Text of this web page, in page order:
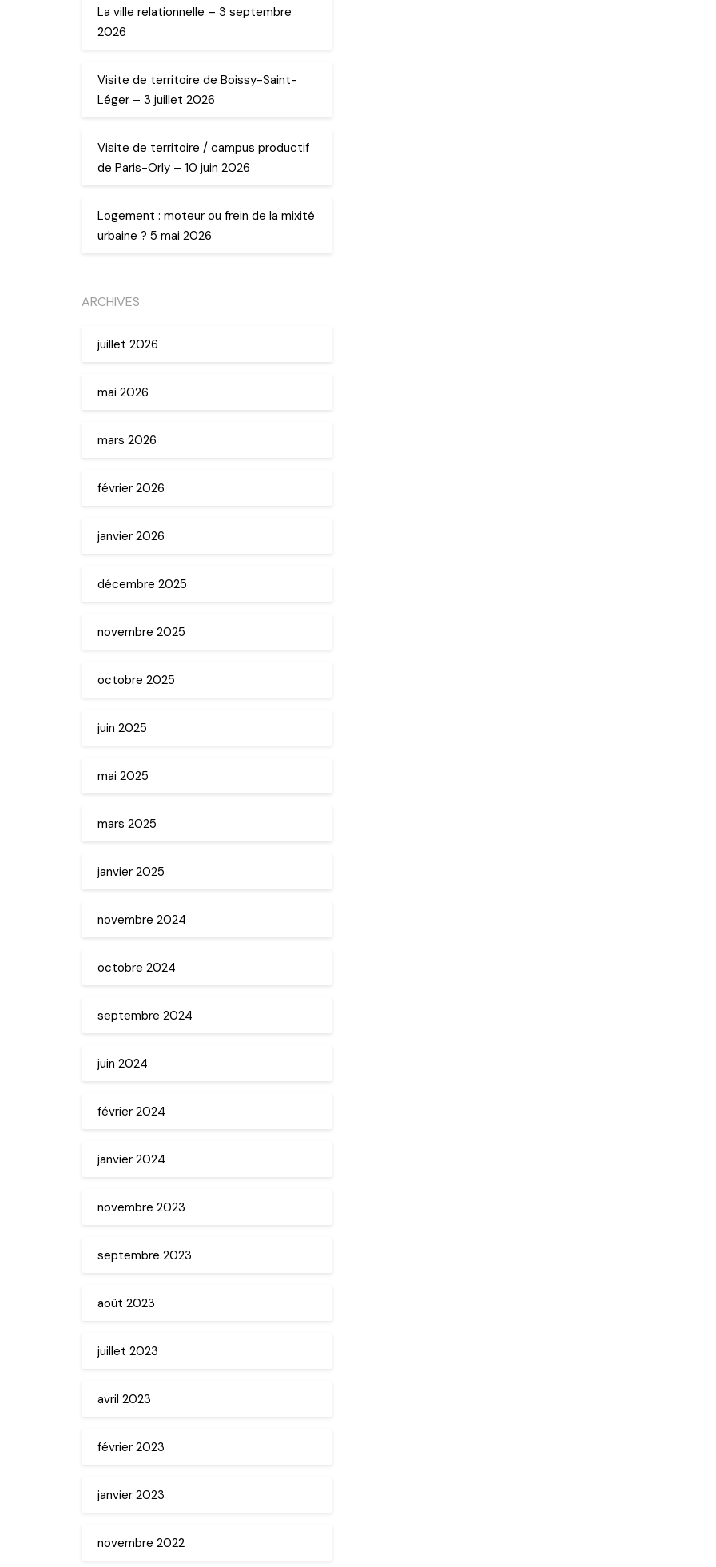
La ville relationnelle – 3 septembre
2026
Visite de territoire de Boissy-Saint-
Léger – 3 juillet 2026
Visite de territoire / campus productif
de Paris-Orly – 10 juin 2026
Logement : moteur ou frein de la mixité
urbaine ? 5 mai 2026
ARCHIVES
juillet 2026
mai 2026
mars 2026
février 2026
janvier 2026
décembre 2025
novembre 2025
octobre 2025
juin 2025
mai 2025
mars 2025
janvier 2025
novembre 2024
octobre 2024
septembre 2024
juin 2024
février 2024
janvier 2024
novembre 2023
septembre 2023
août 2023
juillet 2023
avril 2023
février 2023
janvier 2023
novembre 2022